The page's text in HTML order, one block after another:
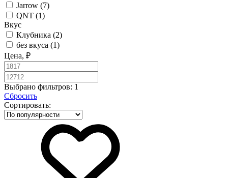
Jarrow (7)
QNT (1)
Вкус
Клубника (2)
без вкуса (1)
Цена, ₽
Выбрано фильтров: 1
Сбросить
Сортировать: